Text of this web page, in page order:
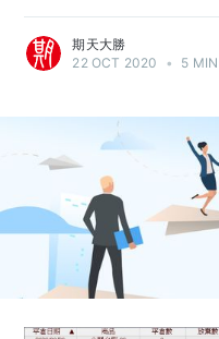
期天大勝
22 OCT 2020
• 5